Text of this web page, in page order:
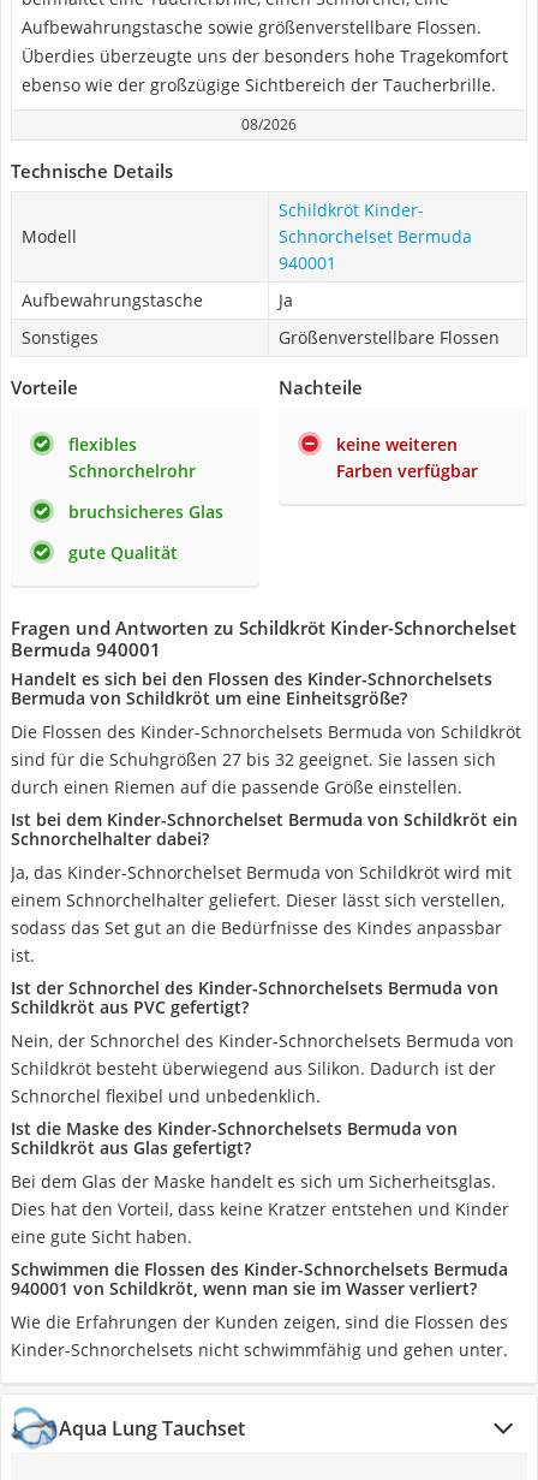
Aufbewahrungstasche sowie größenverstellbare Flossen.
Überdies überzeugte uns der besonders hohe Tragekomfort
ebenso wie der großzügige Sichtbereich der Taucherbrille.
08/2026
Technische Details
Modell
Schildkröt Kinder-
Schnorchelset Bermuda
940001
Aufbewahrungstasche
Ja
Sonstiges
Größenverstellbare Flossen
Vorteile
flexibles
Schnorchelrohr
bruchsicheres Glas
gute Qualität
Nachteile
keine weiteren
Farben verfügbar
Fragen und Antworten zu Schildkröt Kinder-Schnorchelset
Bermuda 940001
Handelt es sich bei den Flossen des Kinder-Schnorchelsets
Bermuda von Schildkröt um eine Einheitsgröße?
Die Flossen des Kinder-Schnorchelsets Bermuda von Schildkröt
sind für die Schuhgrößen 27 bis 32 geeignet. Sie lassen sich
durch einen Riemen auf die passende Größe einstellen.
Ist bei dem Kinder-Schnorchelset Bermuda von Schildkröt ein
Schnorchelhalter dabei?
Ja, das Kinder-Schnorchelset Bermuda von Schildkröt wird mit
einem Schnorchelhalter geliefert. Dieser lässt sich verstellen,
sodass das Set gut an die Bedürfnisse des Kindes anpassbar
ist.
Ist der Schnorchel des Kinder-Schnorchelsets Bermuda von
Schildkröt aus PVC gefertigt?
Nein, der Schnorchel des Kinder-Schnorchelsets Bermuda von
Schildkröt besteht überwiegend aus Silikon. Dadurch ist der
Schnorchel flexibel und unbedenklich.
Ist die Maske des Kinder-Schnorchelsets Bermuda von
Schildkröt aus Glas gefertigt?
Bei dem Glas der Maske handelt es sich um Sicherheitsglas.
Dies hat den Vorteil, dass keine Kratzer entstehen und Kinder
eine gute Sicht haben.
Schwimmen die Flossen des Kinder-Schnorchelsets Bermuda
940001 von Schildkröt, wenn man sie im Wasser verliert?
Wie die Erfahrungen der Kunden zeigen, sind die Flossen des
Kinder-Schnorchelsets nicht schwimmfähig und gehen unter.
Aqua Lung Tauchset